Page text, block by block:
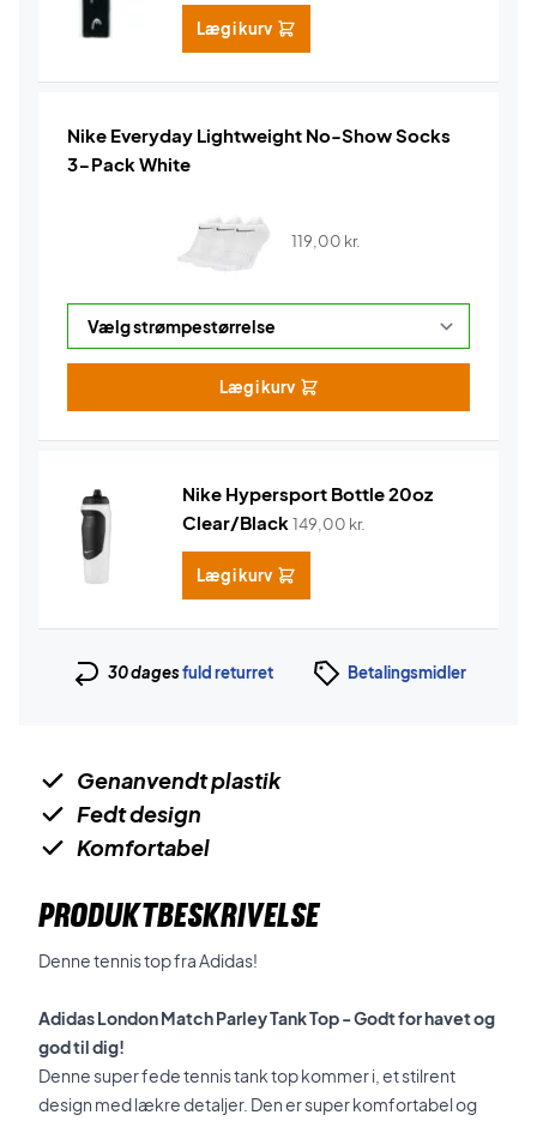
Læg i kurv
Nike Everyday Lightweight No-Show Socks
3-Pack White
119,00 kr.
Læg i kurv
Nike Hypersport Bottle 20oz
Clear/Black149,00 kr.
Læg i kurv
30 dagesfuld returret Betalingsmidler
Genanvendt plastik
Fedt design
Komfortabel
PRODUKTBESKRIVELSE
Denne tennis top fra Adidas!
Adidas London Match Parley Tank Top - Godt for havet og
god til dig!
Denne super fede tennis tank top kommer i, et stilrent
design med lækre detaljer. Dener super komfortabel og